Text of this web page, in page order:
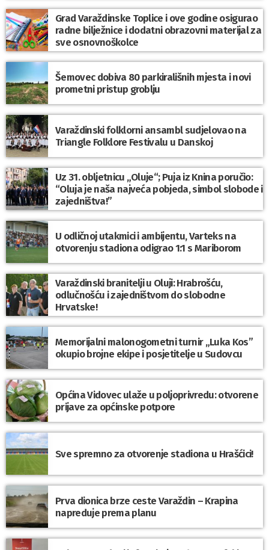
Grad Varaždinske Toplice i ove godine osigurao
radne bilježnice i dodatni obrazovni materijal za
sve osnovnoškolce
Šemovec dobiva 80 parkirališnih mjesta i novi
prometni pristup groblju
Varaždinski folklorni ansambl sudjelovao na
Triangle Folklore Festivalu u Danskoj
Uz 31. obljetnicu „Oluje“; Puja iz Knina poručio:
“Oluja je naša najveća pobjeda, simbol slobode i
zajedništva!”
U odličnoj utakmici i ambijentu, Varteks na
otvorenju stadiona odigrao 1:1 s Mariborom
Varaždinski branitelji u Oluji: Hrabrošću,
odlučnošću i zajedništvom do slobodne
Hrvatske!
Memorijalni malonogometni turnir „Luka Kos”
okupio brojne ekipe i posjetitelje u Sudovcu
Općina Vidovec ulaže u poljoprivredu: otvorene
prijave za općinske potpore
Sve spremno za otvorenje stadiona u Hrašćici!
Prva dionica brze ceste Varaždin – Krapina
napreduje prema planu